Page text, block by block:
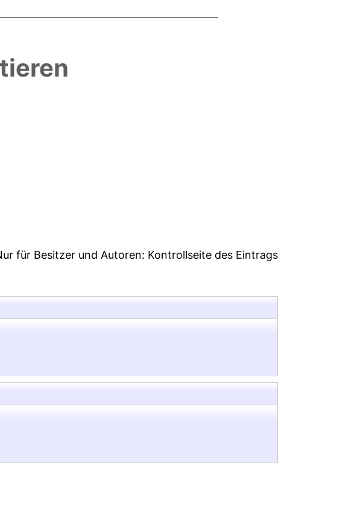
für Besitzer und Autoren: Kontrollseite des Eintrags